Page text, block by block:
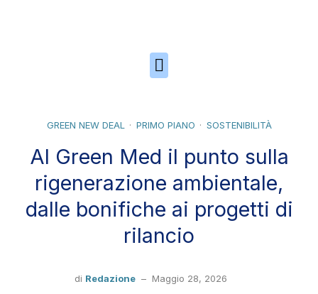
GREEN NEW DEAL PRIMO PIANO SOSTENIBILITÀ
Al Green Med il punto sulla
rigenerazione ambientale,
dalle bonifiche ai progetti di
rilancio
di Redazione– Maggio 28, 2026